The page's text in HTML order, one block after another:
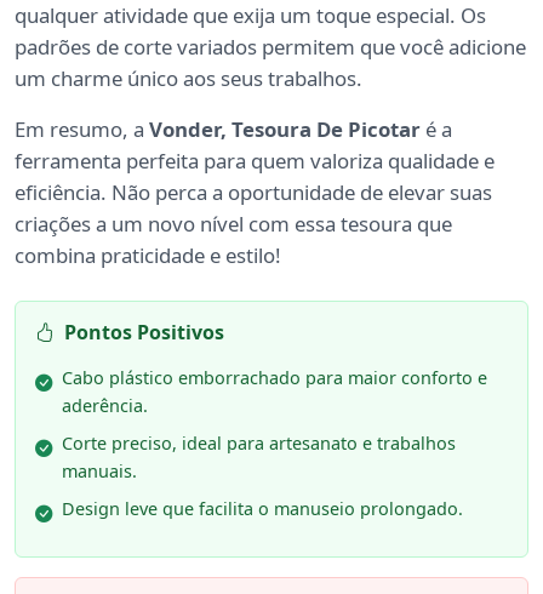
qualquer atividade que exija um toque especial. Os
padrões de corte variados permitem que você adicione
um charme único aos seus trabalhos.
Em resumo, a Vonder, Tesoura De Picotar é a
ferramenta perfeita para quem valoriza qualidade e
eficiência. Não perca a oportunidade de elevar suas
criações a um novo nível com essa tesoura que
combina praticidade e estilo!
Pontos Positivos
Cabo plástico emborrachado para maior conforto e
aderência.
Corte preciso, ideal para artesanato e trabalhos
manuais.
Design leve que facilita o manuseio prolongado.